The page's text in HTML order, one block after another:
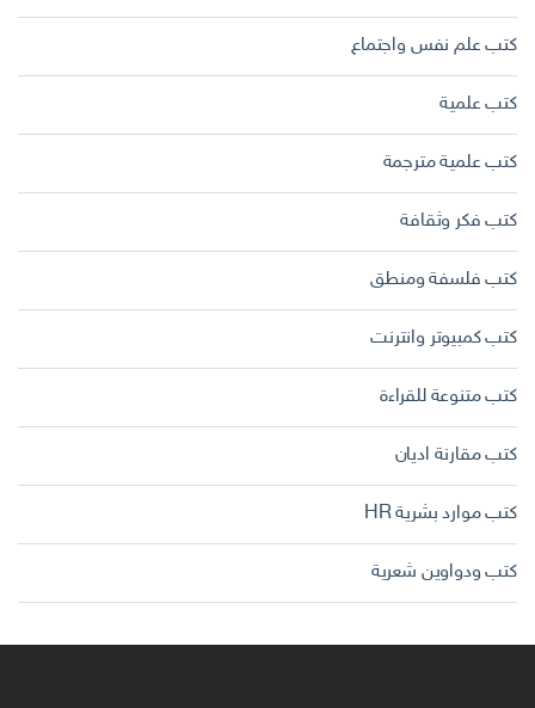
كتب علم نفس واجتماع
كتب علمية
كتب علمية مترجمة
كتب فكر وثقافة
كتب فلسفة ومنطق
كتب كمبيوتر وانترنت
كتب متنوعة للقراءة
كتب مقارنة اديان
كتب موارد بشرية HR
كتب ودواوين شعرية